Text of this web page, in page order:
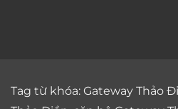
Tag từ khóa: Gateway Thảo